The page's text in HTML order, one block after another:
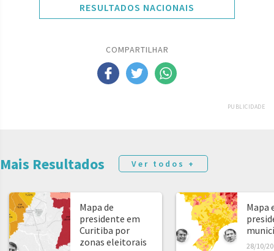
RESULTADOS NACIONAIS
COMPARTILHAR
PUBLICIDADE
Mais Resultados Ver todos +
Mapa de
presidente em
Curitiba por
zonas eleitorais
Mapa
28/10/